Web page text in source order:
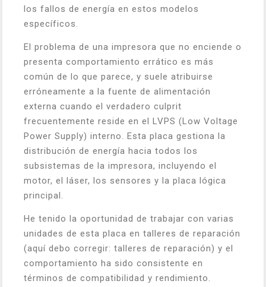
los fallos de energía en estos modelos
específicos.
El problema de una impresora que no enciende o
presenta comportamiento errático es más
común de lo que parece, y suele atribuirse
erróneamente a la fuente de alimentación
externa cuando el verdadero culprit
frecuentemente reside en el LVPS (Low Voltage
Power Supply) interno. Esta placa gestiona la
distribución de energía hacia todos los
subsistemas de la impresora, incluyendo el
motor, el láser, los sensores y la placa lógica
principal.
He tenido la oportunidad de trabajar con varias
unidades de esta placa en talleres de reparación
(aquí debo corregir: talleres de reparación) y el
comportamiento ha sido consistente en
términos de compatibilidad y rendimiento.